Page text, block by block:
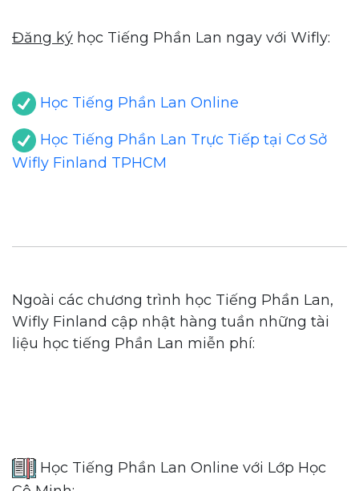
Đăng ký học Tiếng Phần Lan ngay với Wifly:
Học Tiếng Phần Lan Online
Học Tiếng Phần Lan Trực Tiếp tại Cơ Sở
Wifly Finland TPHCM
Ngoài các chương trình học Tiếng Phần Lan,
Wifly Finland cập nhật hàng tuần những tài
liệu học tiếng Phần Lan miễn phí:
Học Tiếng Phần Lan Online với Lớp Học